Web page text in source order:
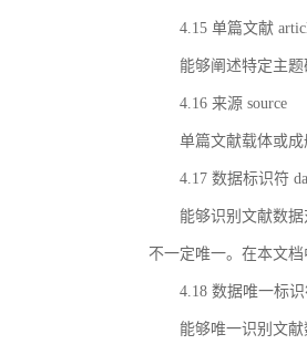
4.15 单篇文献
能够阐述特定主
4.16 来源 source
单篇文献载体或
4.17 数据标识符
能够识别文献数
不一定唯一。在本文
4.18 数据唯一标
能够唯一识别文